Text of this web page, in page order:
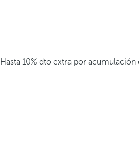
Hasta 10% dto extra por acumulación